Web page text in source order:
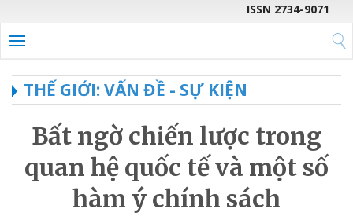
ISSN 2734-9071
THẾ GIỚI: VẤN ĐỀ - SỰ KIỆN
Bất ngờ chiến lược trong
quan hệ quốc tế và một số
hàm ý chính sách